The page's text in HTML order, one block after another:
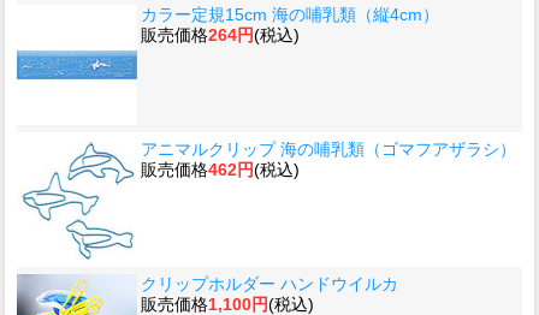
カラー定規15cm 海の哺乳類（縦4cm）
販売価格264円(税込)
アニマルクリップ 海の哺乳類（ゴマフアザラシ）
販売価格462円(税込)
クリップホルダー ハンドウイルカ
販売価格1,100円(税込)